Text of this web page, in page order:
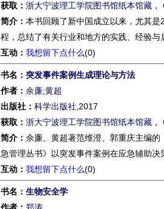
获取： 浙大宁波理工学院图书馆纸本馆藏 ，
简介： 本书回顾了新中国成立以来，尤其
程，总结了有关行业和地方的实践、经验
互动： 我想留下点什么(0)
书名： 突发事件案例生成理论与方法
作者： 余廉;黄超
出版社： 科学出版社 ,2017
获取： 浙大宁波理工学院图书馆纸本馆藏 ，
简介： 佘廉、黄超著范维澄、郭重庆主编
急管理丛书》以突发事件案例在应急辅助
互动： 我想留下点什么(0)
书名： 生物安全学